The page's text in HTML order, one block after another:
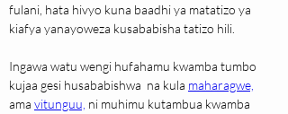
fulani, hata hivyo kuna baadhi ya matatizo ya
kiafya yanayoweza kusababisha tatizo hili.
Ingawa watu wengi hufahamu kwamba tumbo
kujaa gesi husababishwa  na kula maharagwe,
ama vitunguu, ni muhimu kutambua kwamba